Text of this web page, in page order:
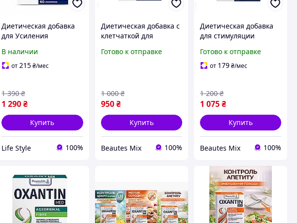
Диетическая добавка
для Усиления
"СПАЛЕНИЯ ЖИРОВ",
60 таблеток, Италия
В наличии
от215₴/мес
1 290₴
1 390 ₴
Купить
Life Style 100%
Диетическая добавка с
клетчаткой для
тела Oxantin
Готово к отправке
950 ₴
1 000 ₴
Купить
Beautes Mix 100%
Диетическая добавка
для стимуляции
Oxantin "Ускорение
метаболизма" 60 таб
Готово к отправке
от 179₴/мес
1 075₴
1 200 ₴
Купить
Beautes Mix 100%